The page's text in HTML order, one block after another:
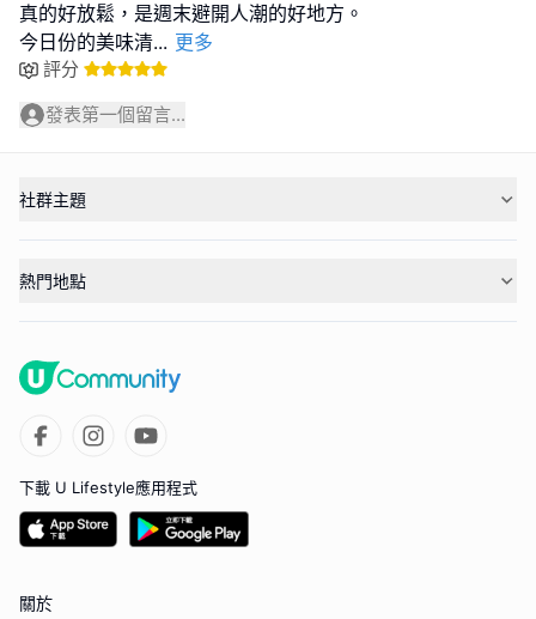
真的好放鬆，是週末避開人潮的好地方。
今日份的美味清... 更多
評分
發表第一個留言...
社群主題
熱門地點
下載 U Lifestyle應用程式
關於